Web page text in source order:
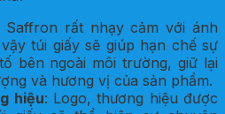
Saffron rất nhạy cảm với ánh
túi giấy sẽ giúp hạn chế sự
bên ngoài môi trường, giữ lại
và hương vị của sản phẩm.
hiệu: Logo, thương hiệu được